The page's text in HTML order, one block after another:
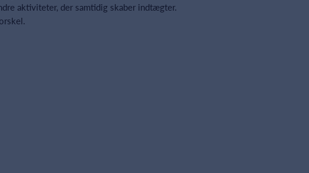
aktiviteter, der samtidig skaber indtægter.